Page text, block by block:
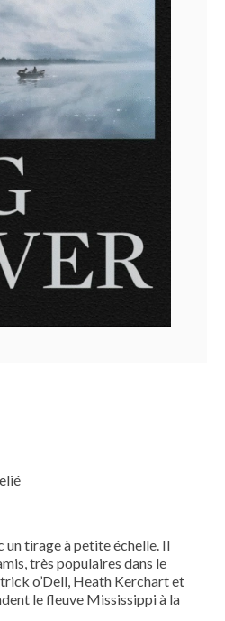
un tirage à petite échelle. Il
très populaires dans le
o’Dell, Heath Kerchart et
le fleuve Mississippi à la